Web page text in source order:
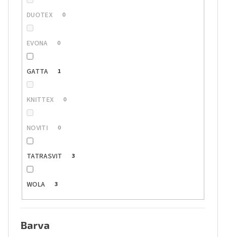
DUOTEX 0
EVONA 0
GATTA 1
KNITTEX 0
NOVITI 0
TATRASVIT 3
WOLA 3
Barva